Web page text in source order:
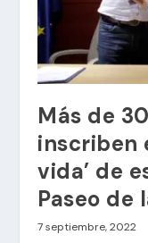
Más de
inscriben
vida’ de
Paseo de
7 septiembre, 2022